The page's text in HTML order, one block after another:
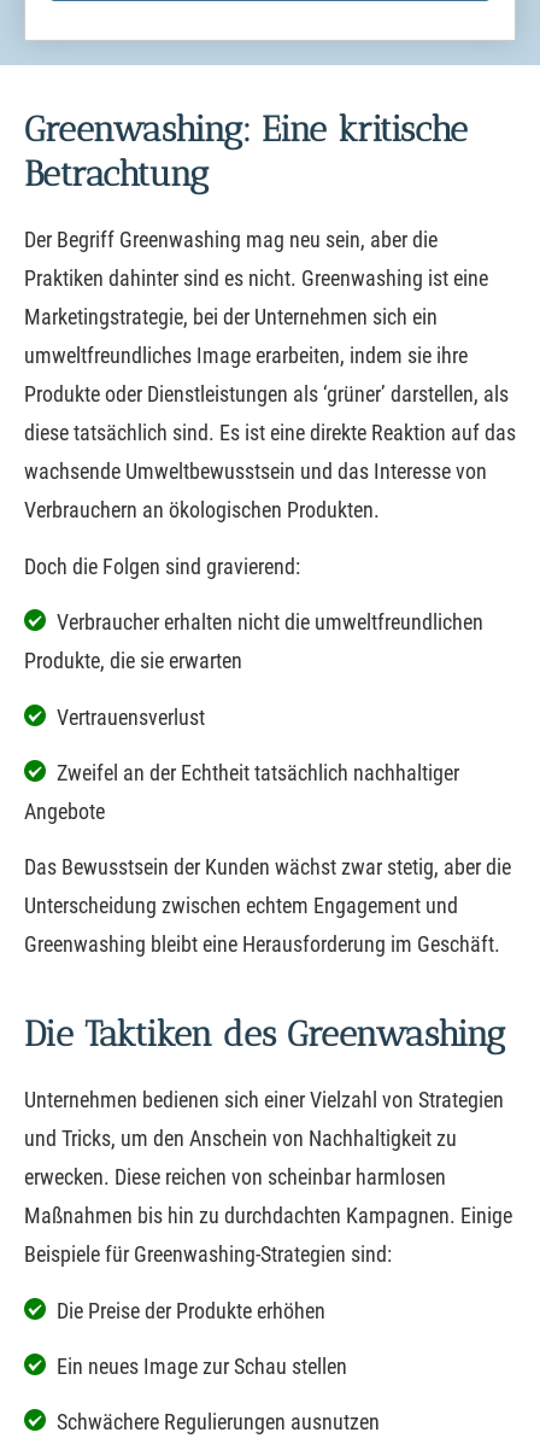
Greenwashing: Eine kritische
Betrachtung
Der Begriff Greenwashing mag neu sein, aber die
Praktiken dahinter sind es nicht. Greenwashing ist eine
Marketingstrategie, bei der Unternehmen sich ein
umweltfreundliches Image erarbeiten, indem sie ihre
Produkte oder Dienstleistungen als ‘grüner’ darstellen, als
diese tatsächlich sind. Es ist eine direkte Reaktion auf das
wachsende Umweltbewusstsein und das Interesse von
Verbrauchern an ökologischen Produkten.
Doch die Folgen sind gravierend:
Verbraucher erhalten nicht die umweltfreundlichen
Produkte, die sie erwarten
Vertrauensverlust
Zweifel an der Echtheit tatsächlich nachhaltiger
Angebote
Das Bewusstsein der Kunden wächst zwar stetig, aber die
Unterscheidung zwischen echtem Engagement und
Greenwashing bleibt eine Herausforderung im Geschäft.
Die Taktiken des Greenwashing
Unternehmen bedienen sich einer Vielzahl von Strategien
und Tricks, um den Anschein von Nachhaltigkeit zu
erwecken. Diese reichen von scheinbar harmlosen
Maßnahmen bis hin zu durchdachten Kampagnen. Einige
Beispiele für Greenwashing-Strategien sind:
Die Preise der Produkte erhöhen
Ein neues Image zur Schau stellen
Schwächere Regulierungen ausnutzen